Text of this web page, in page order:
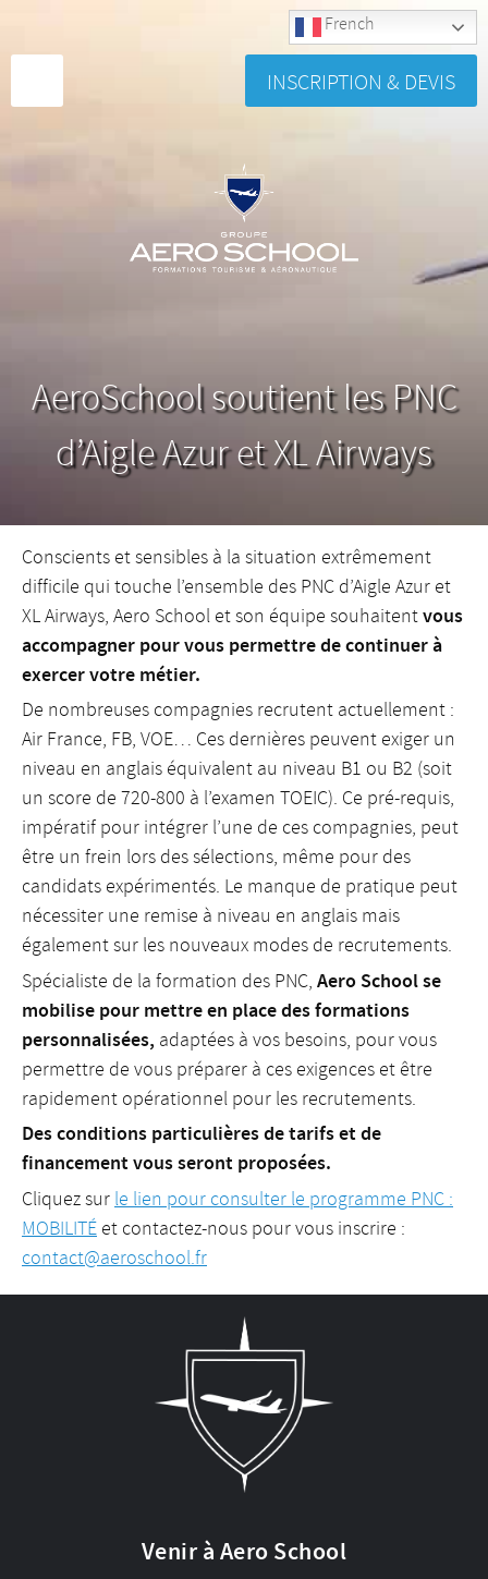
INSCRIPTION & DEVIS
AeroSchool soutient les PNC
d’Aigle Azur et XL Airways
Conscients et sensibles à la situation extrêmement
difficile qui touche l’ensemble des PNC d’Aigle Azur et
XL Airways, Aero School et son équipe souhaitentvous
accompagner pour vous permettre de continuer à
exercer votre métier.
De nombreuses compagnies recrutent actuellement :
Air France, FB, VOE… Ces dernières peuvent exiger un
niveau en anglais équivalent au niveau B1 ou B2 (soit
un score de 720-800 à l’examen TOEIC). Ce pré-requis,
impératif pour intégrer l’une de ces compagnies, peut
être un frein lors des sélections, même pour des
candidats expérimentés. Le manque de pratique peut
nécessiter une remise à niveau en anglais mais
également sur les nouveaux modes de recrutements.
Spécialiste de la formation des PNC, Aero School se
mobilise pour mettre en place des formations
personnalisées, adaptées à vos besoins, pour vous
permettre de vous préparer à ces exigences et être
rapidement opérationnel pour les recrutements.
Des conditions particulières de tarifs et de
financement vous seront proposées.
Cliquez sur le lien pour consulter le programme PNC :
MOBILITÉ et contactez-nous pour vous inscrire :
contact@aeroschool.fr
Venir à Aero School
French